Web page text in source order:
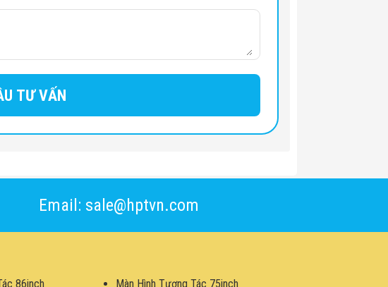
Email: sale@hptvn.com
86inch
Màn Hình Tương Tác 75inch